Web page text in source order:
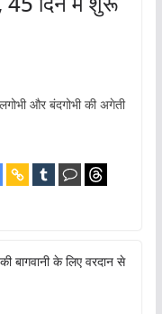
और बंदगोभी की अगेती
बागवानी के लिए वरदान से